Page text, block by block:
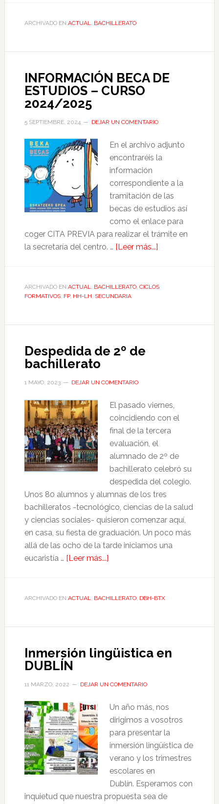
ARCHIVADO EN:ACTUAL BACHILLERATO
INFORMACIÓN BECA DE
ESTUDIOS – CURSO
2024/2025
5 SEPTIEMBRE, 2024 DEJAR UN COMENTARIO
En el archivo adjunto
encontraréis la
información
correspondiente a la
tramitación de las
becas de estudios así
como el enlace para
coger CITA PREVIA para realizar el trámite en
la secretaría del centro. … [Leer más...]
ARCHIVADO EN:ACTUAL BACHILLERATO, CICLOS
FORMATIVOS, FP, HH-LH SECUNDARIA
Despedida de 2º de
bachillerato
1 MAYO, 2023 DEJAR UN COMENTARIO
El pasado viernes,
coincidiendo con el
final de la tercera
evaluación, el
alumnado de 2º de
bachillerato celebró su
despedida del colegio.
Unos 80 alumnos y alumnas de los tres
bachilleratos -tecnológico, ciencias de la salud
y ciencias sociales- quisieron comenzar aquí,
en casa, su fiesta de graduación. Un poco más
allá de las ocho de la tarde iniciamos una
eucaristía … [Leer más...]
ARCHIVADO EN:ACTUAL BACHILLERATO, DBH-BTX
Inmersión lingüistica en
DUBLÍN
11 MARZO, 2022 DEJAR UN COMENTARIO
Un año más, nos
dirigimos a vosotros
para presentar la
inmersión lingüística de
verano y los trimestres
escolares en
Dublín. Esperamos con
inquietud que nuestra propuesta sea de